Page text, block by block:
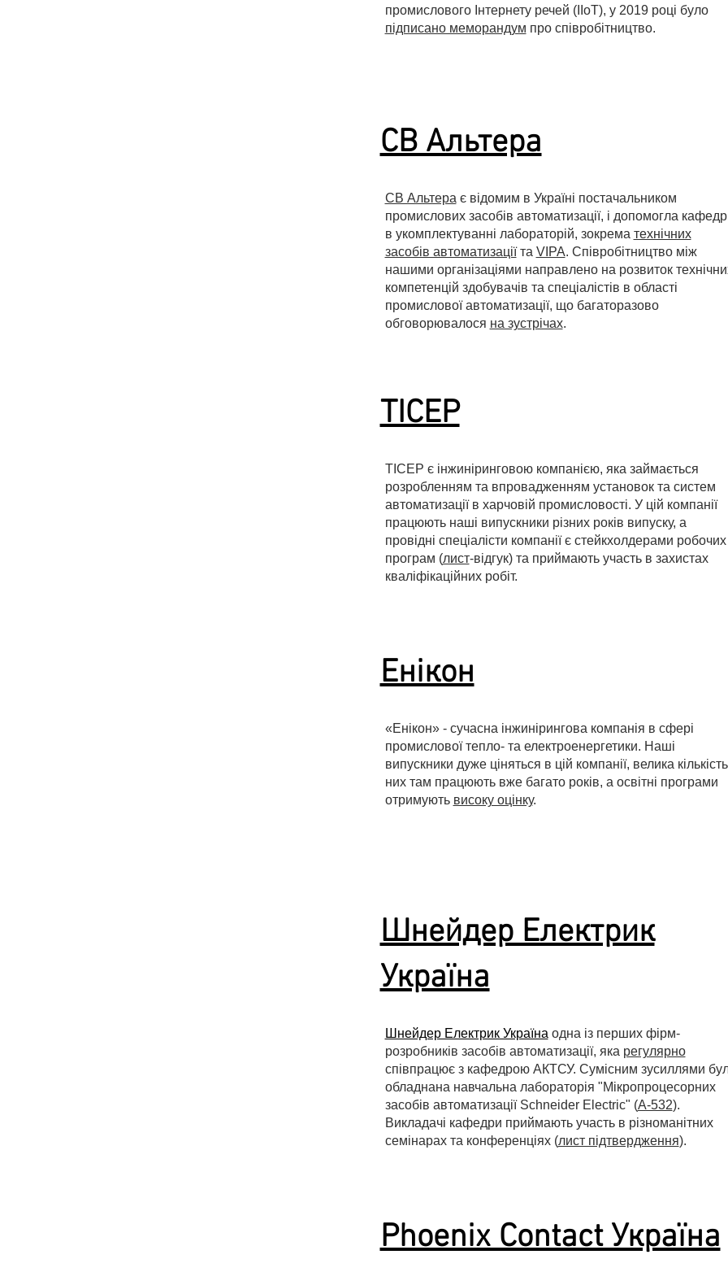
промислового Інтернету речей (IIoT), у 2019 році було
підписано меморандум про співробітництво.
СВ Альтера
СВ Альтера є відомим в Україні постачальником
промислових засобів автоматизації, і допомогла
в укомплектуванні лабораторій, зокрема технічних
засобів автоматизаціїта VIPA. Співробітництво між
нашими організаціями направлено на розвиток
компетенцій здобувачів та спеціалістів в області
промислової автоматизації, що багаторазово
обговорювалося на зустрічах.
ТІСЕР
ТІСЕР є інжиніринговою компанією, яка займається
розробленням та впровадженням установок та систем
автоматизації в харчовій промисловості. У цій компанії
працюють наші випускники різних років випуску, а
провідні спеціалісти компанії є стейкхолдерами робочих
програм (лист-відгук) та приймають участь в захистах
кваліфікаційних робіт.
Енікон
«Енікон» - сучасна інжинірингова компанія в сфері
промислової тепло- та електроенергетики. Наші
випускники дуже ціняться в цій компанії, велика
них там працюють вже багато років, а освітні програми
отримують високу оцінку.
Шнейдер Електрик
Україна
Шнейдер Електрик Україна одна із перших фірм-
розробників засобів автоматизації, яка регулярно
співпрацює з кафедрою АКТСУ. Сумісним зусиллями
обладнана навчальна лабораторія "Мікропроцесорних
засобів автоматизації Schneider Electric" (А-532).
Викладачі кафедри приймають участь в різноманітних
семінарах та конференціях (лист підтвердження).
Phoenix Contact Україна